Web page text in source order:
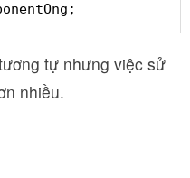
tự nhưng việc sử
nhiều.